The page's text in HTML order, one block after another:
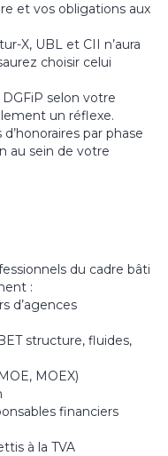
et vos obligations aux
X, UBL et CII n’aura
choisir celui
selon votre
un réflexe.
par phase
au sein de votre
du cadre bâti
:
d’agences
structure, fluides,
MOEX)
financiers
à la TVA